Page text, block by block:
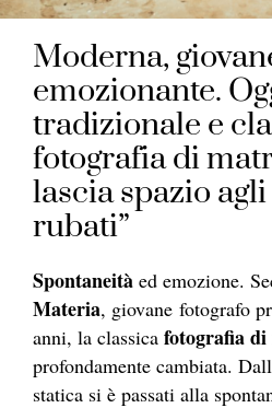
Moderna,
emozionante.
tradizionale e
fotografia di
lascia spazio
rubati”
Spontaneità ed emozione.
Materia, giovane fotografo
anni, la classica fotografia
profondamente cambiata.
statica si è passati alla